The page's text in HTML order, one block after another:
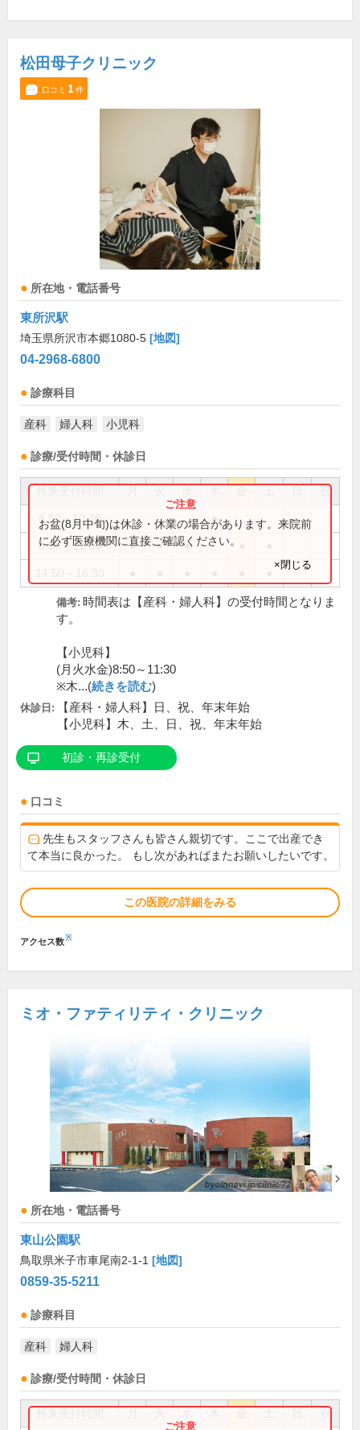
松田母子クリニック
口コミ 1件
所在地・電話番号
東所沢駅
埼玉県所沢市本郷1080-5 [地図]
04-2968-6800
診療科目
産科 婦人科 小児科
診療/受付時間・休診日
祝
8:50～10:30 ●
8:50～11:30 ● ● ●
お盆(8月中旬)は休診・休業の場合があります。来院前
に必ず医療機関に直接ご確認ください。
×閉じる
備考: 時間表は【産科・婦人科】の受付時間となりま
す。
【小児科】
(月火水金)8:50～11:30
※木...(続きを読む)
休診日:
【産科・婦人科】日、祝、年末年始
【小児科】木、土、日、祝、年末年始
初診・再診受付
口コミ
先生もスタッフさんも皆さん親切です。ここで出産でき
て本当に良かった。 もし次があればまたお願いしたいです。
この医院の詳細をみる
アクセス数※
ミオ・ファティリティ・クリニック
所在地・電話番号
東山公園駅
鳥取県米子市車尾南2-1-1 [地図]
0859-35-5211
診療科目
産科 婦人科
診療/受付時間・休診日
祝